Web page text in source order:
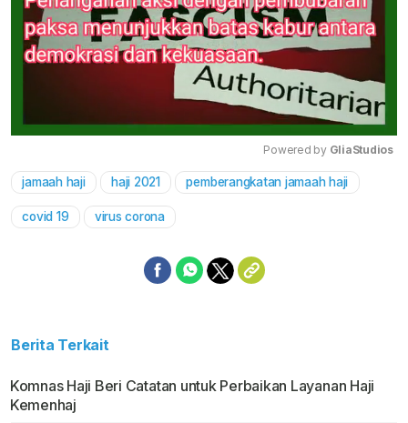
Mute
Powered by GliaStudios
jamaah haji haji 2021 pemberangkatan jamaah haji
covid 19 virus corona
Berita Terkait
Komnas Haji Beri Catatan untuk Perbaikan Layanan Haji
Kemenhaj